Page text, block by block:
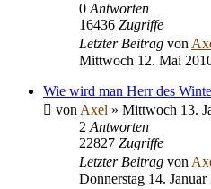
0 Antworten
16436 Zugriffe
Letzter Beitrag von
Mittwoch 12. Mai
Wie wird man Herr des
von Axel » Mittwoch 13.
2 Antworten
22827 Zugriffe
Letzter Beitrag von
Donnerstag 14.